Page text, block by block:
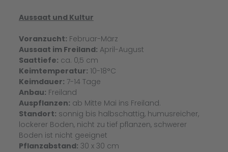
Aussaat und Kultur
Voranzucht: Februar-März
Aussaat im Freiland: April-August
Saattiefe: ca. 0,5 cm
Keimtemperatur: 10-18°C
Keimdauer: 7-14 Tage
Anbau: Freiland
Auspflanzen: ab Mitte Mai ins Freiland.
Standort: sonnig bis halbschattig, humusreicher,
lockerer Boden, nicht zu tief pflanzen, schwerer
Boden ist nicht geeignet
Pflanzabstand: 30 x 30 cm